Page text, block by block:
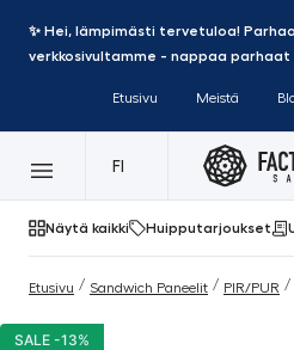
✨ Hei, lämpimästi tervetuloa!
verkkosivultamme - nappaa parhaat
Etusivu Meistä
FI
Näytä kaikki Huipputarjoukset
Etusivu / Sandwich Paneelit / PIR/PUR /
SALE -13%